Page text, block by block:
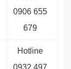
0906 655
679
Hotline
0932 497